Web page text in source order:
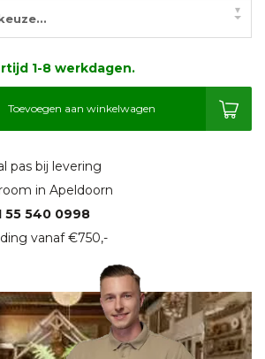
▾
1-8 werkdagen.
Toevoegen aan winkelwagen
pas bij levering
in Apeldoorn
55 540 0998
vanaf €750,-